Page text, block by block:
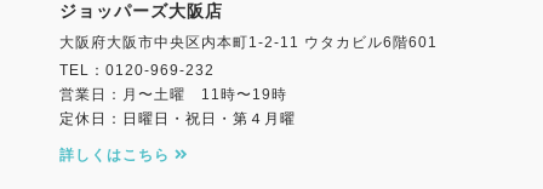
ジョッパーズ大阪店
大阪府大阪市中央区内本町1-2-11 ウタカビル6階601
TEL：0120-969-232
営業日：月〜土曜 11時〜19時
定休日：日曜日・祝日・第４月曜
詳しくはこちら